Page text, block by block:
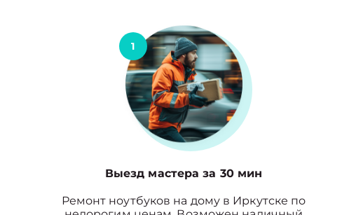
1
Выезд мастера за 30 мин
Ремонт ноутбуков на дому в Иркутске по